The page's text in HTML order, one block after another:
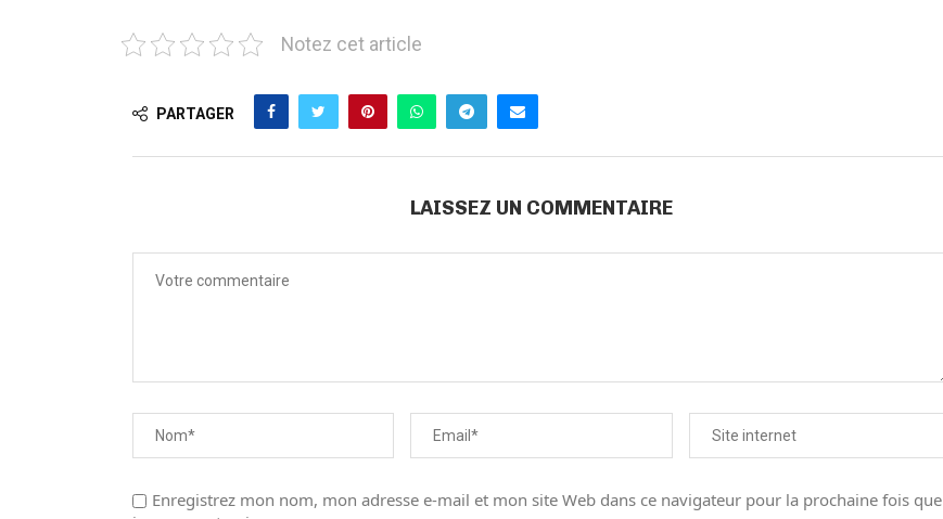
Notez cet article
PARTAGER
LAISSEZ UN COMMENTAIRE
Enregistrez mon nom, mon adresse e-mail et mon site Web dans ce navigateur pour la prochaine fois que